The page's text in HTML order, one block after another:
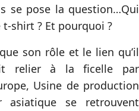
se pose la question…Qui
shirt ? Et pourquoi ?
son rôle et le lien qu’il
relier à la ficelle par
Usine de production
se retrouvent